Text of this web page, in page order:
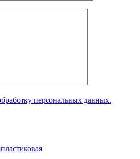
персональных данных.